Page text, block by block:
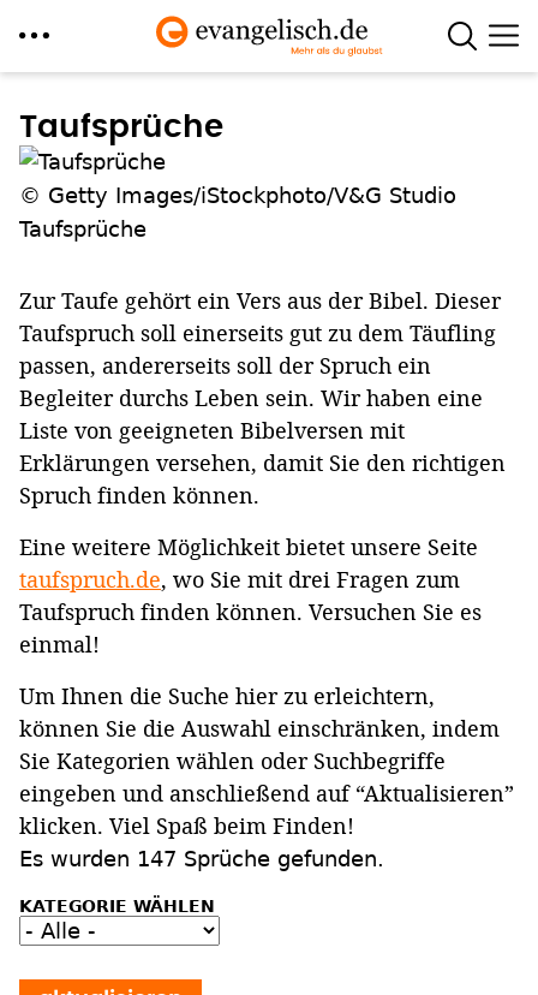
zum
Inhalt
Taufsprüche
© Getty Images/iStockphoto/V&G Studio
Taufsprüche
Zur Taufe gehört ein Vers aus der Bibel. Dieser
Taufspruch soll einerseits gut zu dem Täufling
passen, andererseits soll der Spruch ein
Begleiter durchs Leben sein. Wir haben eine
Liste von geeigneten Bibelversen mit
Erklärungen versehen, damit Sie den richtigen
Spruch finden können.
Eine weitere Möglichkeit bietet unsere Seite
taufspruch.de, wo Sie mit drei Fragen zum
Taufspruch finden können. Versuchen Sie es
einmal!
Um Ihnen die Suche hier zu erleichtern,
können Sie die Auswahl einschränken, indem
Sie Kategorien wählen oder Suchbegriffe
eingeben und anschließend auf “Aktualisieren”
klicken. Viel Spaß beim Finden!
Es wurden 147 Sprüche gefunden.
KATEGORIE WÄHLEN